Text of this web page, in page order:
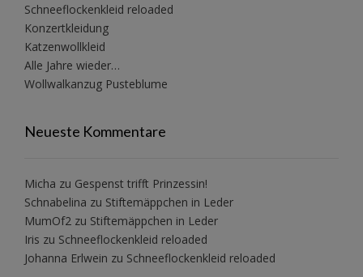
Schneeflockenkleid reloaded
Konzertkleidung
Katzenwollkleid
Alle Jahre wieder…
Wollwalkanzug Pusteblume
Neueste Kommentare
Micha zu Gespenst trifft Prinzessin!
Schnabelina zu Stiftemäppchen in Leder
MumOf2 zu Stiftemäppchen in Leder
Iris zu Schneeflockenkleid reloaded
Johanna Erlwein zu Schneeflockenkleid reloaded